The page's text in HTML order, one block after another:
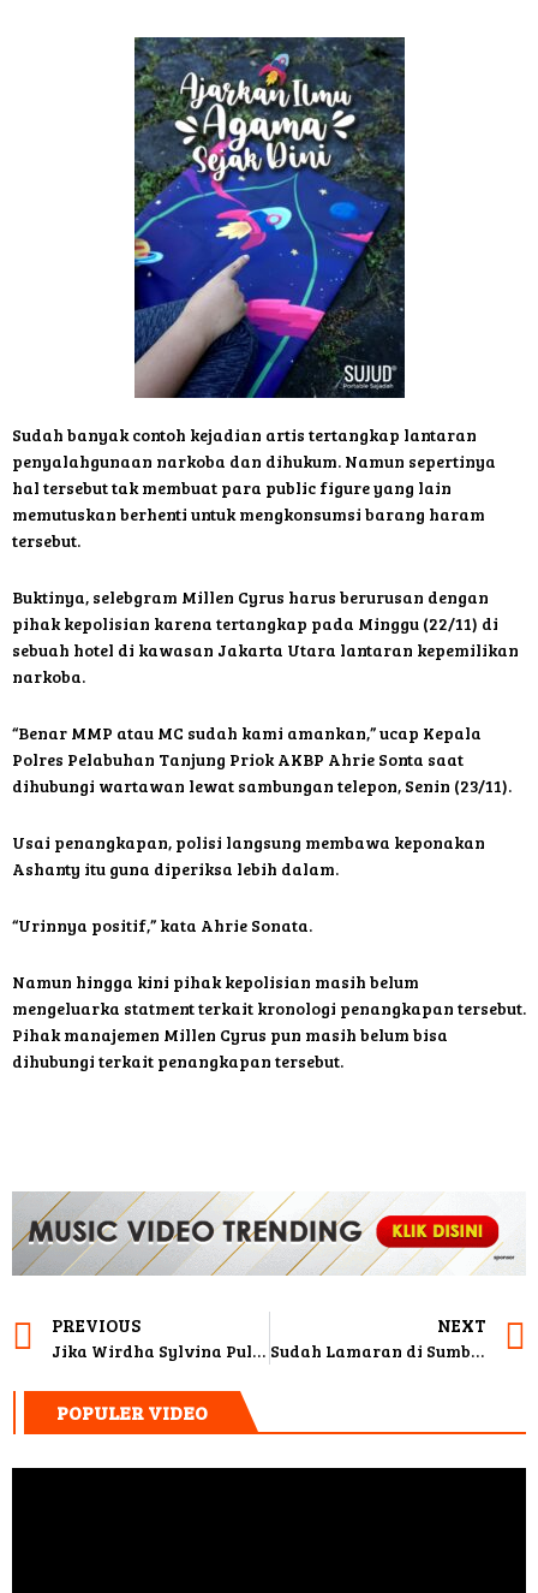
Sudah banyak contoh kejadian artis tertangkap lantaran
penyalahgunaan narkoba dan dihukum. Namun sepertinya
hal tersebut tak membuat para public figure yang lain
memutuskan berhenti untuk mengkonsumsi barang haram
tersebut.
Buktinya, selebgram Millen Cyrus harus berurusan dengan
pihak kepolisian karena tertangkap pada Minggu (22/11) di
sebuah hotel di kawasan Jakarta Utara lantaran kepemilikan
narkoba.
“Benar MMP atau MC sudah kami amankan,” ucap Kepala
Polres Pelabuhan Tanjung Priok AKBP Ahrie Sonta saat
dihubungi wartawan lewat sambungan telepon, Senin (23/11).
Usai penangkapan, polisi langsung membawa keponakan
Ashanty itu guna diperiksa lebih dalam.
“Urinnya positif,” kata Ahrie Sonata.
Namun hingga kini pihak kepolisian masih belum
mengeluarka statment terkait kronologi penangkapan tersebut.
Pihak manajemen Millen Cyrus pun masih belum bisa
dihubungi terkait penangkapan tersebut.
PREVIOUS
Jika Wirdha Sylvina Pulang, Elvy Sukaesih Akan Membukakan Pintu Rumahnya
NEXT
Sudah Lamaran di Sumba, Ibnu Jamil & Ririn Ekawati Tengah Persiapkan Pernikahan
POPULER VIDEO